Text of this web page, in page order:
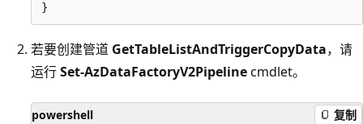
若要创建管道 GetTableListAndTriggerCopyData，请
运行Set-AzDataFactoryV2Pipelinecmdlet。
powershell 复制